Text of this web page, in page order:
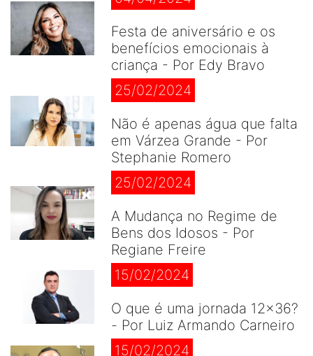
Festa de aniversário e os
benefícios emocionais à
criança - Por Edy Bravo
25/02/2024
Não é apenas água que falta
em Várzea Grande - Por
Stephanie Romero
25/02/2024
A Mudança no Regime de
Bens dos Idosos - Por
Regiane Freire
15/02/2024
O que é uma jornada 12×36?
- Por Luiz Armando Carneiro
15/02/2024